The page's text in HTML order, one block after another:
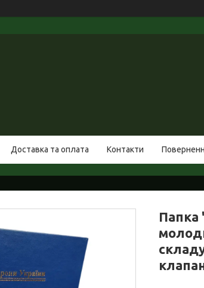
Доставка та оплата Контакти
Папка